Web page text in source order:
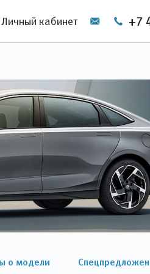
кабинет +7
о модели